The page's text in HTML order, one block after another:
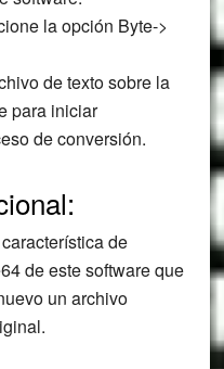
la opción Byte->
de texto sobre la
para iniciar
de conversión.
de
de este software que
un archivo